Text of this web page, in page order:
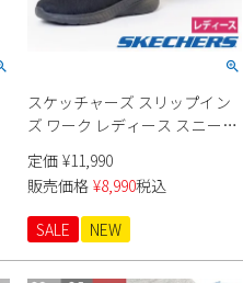
スケッチャーズ スリップイン
ズ ワーク レディース スニーカ
ー 防滑 滑りにくい 雨 靴 スク
ワッド カオス SR ジャスル
108194 ブラック 黒 SKECHERS
定価 ¥11,990
販売価格 ¥8,990税込
SALE
NEW